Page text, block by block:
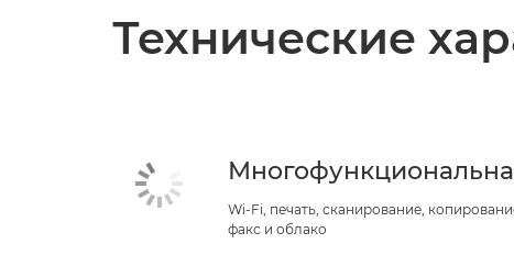
Технические
Wi-Fi, печать, сканирование,
факс и облако